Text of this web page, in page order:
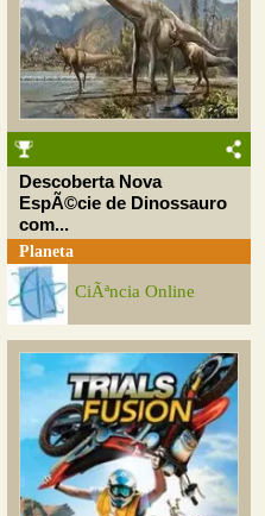
Descoberta Nova
EspÃ©cie de Dinossauro
com...
Planeta
CiÃªncia Online